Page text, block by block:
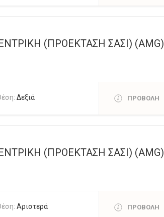
(ΠΡΟΕΚΤΑΣΗ ΣΑΣΙ) (AMG)
Δεξιά ΠΡΟΒΟΛΗ
(ΠΡΟΕΚΤΑΣΗ ΣΑΣΙ) (AMG)
Αριστερά ΠΡΟΒΟΛΗ